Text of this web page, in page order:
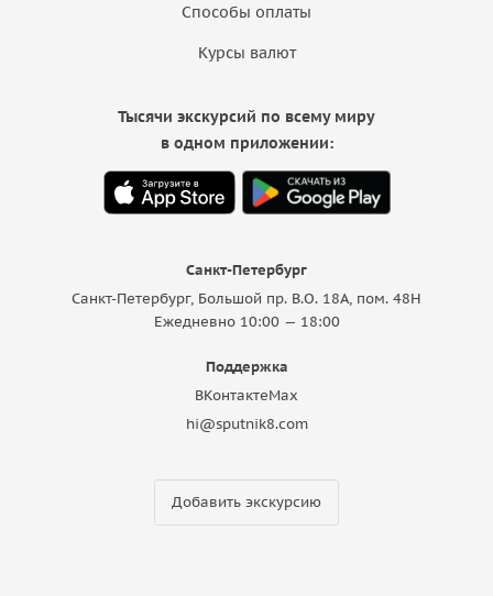
Способы оплаты
Курсы валют
Санкт-Петербург
Санкт-Петербург, Большой пр. В.О. 18A, пом. 48Н
Ежедневно 10:00 — 18:00
Поддержка
ВКонтактеMax
hi@sputnik8.com
Добавить экскурсию
Тысячи экскурсий по всему миру
в одном приложении: